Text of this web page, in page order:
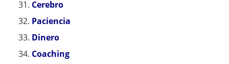
Cerebro
Paciencia
Dinero
Coaching